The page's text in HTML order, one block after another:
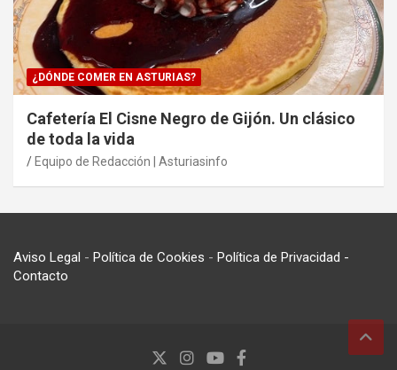
¿DÓNDE COMER EN ASTURIAS?
Cafetería El Cisne Negro de Gijón. Un clásico
de toda la vida
Equipo de Redacción | Asturiasinfo
Aviso Legal - Política de Cookies - Política de Privacidad -
Contacto